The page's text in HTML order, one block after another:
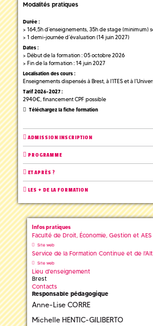
Modalités pratiques
Durée :
> 164,5h d’enseignements, 35h de stage (minimum)
> 1 demi-journée d’évaluation (14 juin 2027)
Dates :
> Début de la formation : 05 octobre 2026
> Fin de la formation : 14 juin 2027
Localisation des cours :
Enseignements dispensés à Brest, à l’ITES et à
Tarif 2026-2027 :
2940€, financement CPF possible
Téléchargez la fiche formation
ADMISSION INSCRIPTION
PROGRAMME
ET APRÈS ?
LES + DE LA FORMATION
Infos pratiques
Faculté de Droit, Économie, Gestion et AES
Site web
Service de la Formation Continue et de
Site web
Lieu d'enseignement
Brest
Contacts
Responsable pédagogique
Anne-Lise CORRE
Michelle HENTIC-GILIBERTO